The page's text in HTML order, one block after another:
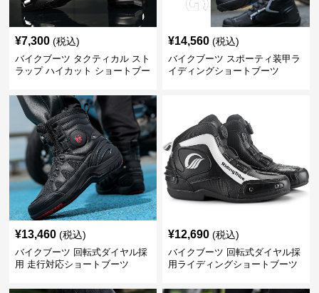
¥7,300 (税込)
バイクブーツ タクティカル スト
ラップ ハイカット ショートブー
¥14,560 (税込)
バイクブーツ スポーティ装甲ラ
イディングショートブーツ
¥13,460 (税込)
バイクブーツ 回転式ダイヤル採
用 走行対応ショートブーツ
¥12,690 (税込)
バイクブーツ 回転式ダイヤル採
用ライディングショートブーツ